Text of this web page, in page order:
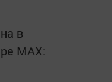
в
MАХ: